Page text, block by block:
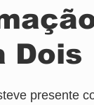
Dois
presente